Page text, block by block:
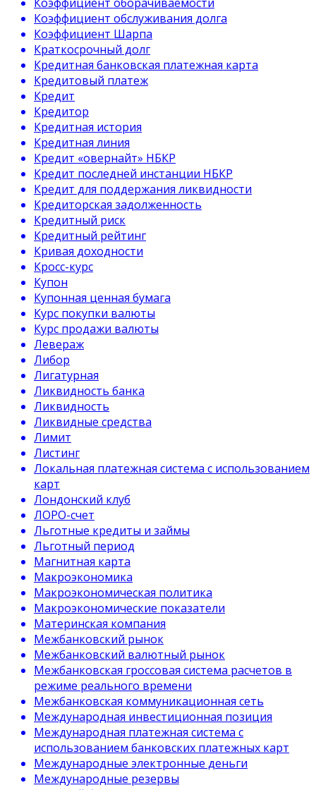
Коэффициент обслуживания долга
Коэффициент Шарпа
Краткосрочный долг
Кредитная банковская платежная карта
Кредитовый платеж
Кредит
Кредитор
Кредитная история
Кредитная линия
Кредит «овернайт» НБКР
Кредит последней инстанции НБКР
Кредит для поддержания ликвидности
Кредиторская задолженность
Кредитный риск
Кредитный рейтинг
Кривая доходности
Кросс-курс
Купон
Купонная ценная бумага
Курс покупки валюты
Курс продажи валюты
Левераж
Либор
Лигатурная
Ликвидность банка
Ликвидность
Ликвидные средства
Лимит
Листинг
Локальная платежная система с использованием
карт
Лондонский клуб
ЛОРО-счет
Льготные кредиты и займы
Льготный период
Магнитная карта
Макроэкономика
Макроэкономическая политика
Макроэкономические показатели
Материнская компания
Межбанковский рынок
Межбанковский валютный рынок
Межбанковская гроссовая система расчетов в
режиме реального времени
Межбанковская коммуникационная сеть
Международная инвестиционная позиция
Международная платежная система с
использованием банковских платежных карт
Международные электронные деньги
Международные резервы